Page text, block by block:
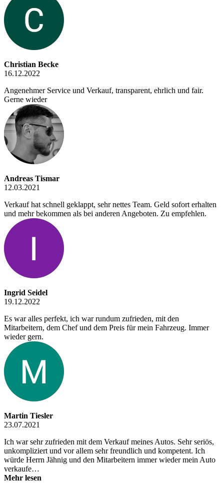
Christian Becke
16.12.2022
Angenehmer Service und Verkauf, transparent, ehrlich und fair.
Gerne wieder
Andreas Tismar
12.03.2021
Verkauf hat schnell geklappt, sehr nettes Team. Geld sofort erhalten
und mehr bekommen als bei anderen Angeboten. Zu empfehlen.
Ingrid Seidel
19.12.2022
Es war alles perfekt, ich war rundum zufrieden, mit den
Mitarbeitern, dem Chef und dem Preis für mein Fahrzeug. Immer
wieder gern.
Martin Tiesler
23.07.2021
Ich war sehr zufrieden mit dem Verkauf meines Autos. Sehr seriös,
unkompliziert und vor allem sehr freundlich und kompetent. Ich
würde Herrn Jähnig und den Mitarbeitern immer wieder mein Auto
verkaufe…
Mehr lesen